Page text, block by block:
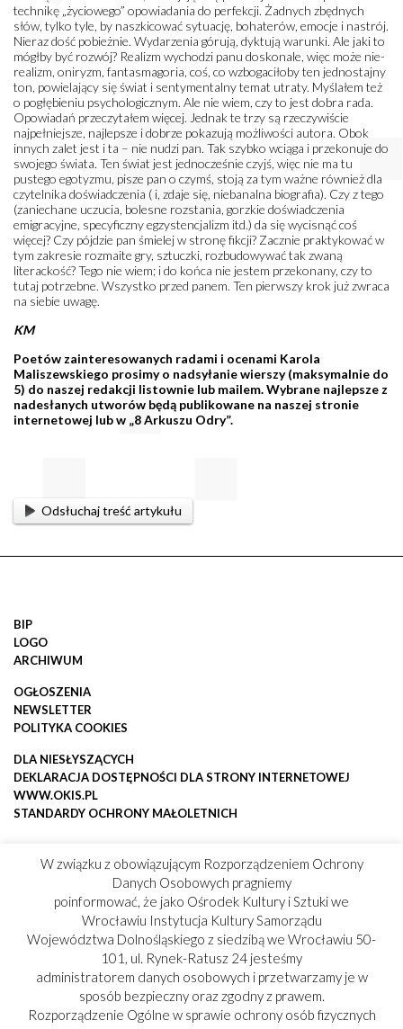
technikę „życiowego” opowiadania do perfekcji. Żadnych zbędnych
słów, tylko tyle, by naszkicować sytuację, bohaterów, emocje i nastrój.
Nieraz dość pobieżnie. Wydarzenia górują, dyktują warunki. Ale jaki to
mógłby być rozwój? Realizm wychodzi panu doskonale, więc może nie-
realizm, oniryzm, fantasmagoria, coś, co wzbogaciłoby ten jednostajny
ton, powielający się świat i sentymentalny temat utraty. Myślałem też
o pogłębieniu psychologicznym. Ale nie wiem, czy to jest dobra rada.
Opowiadań przeczytałem więcej. Jednak te trzy są rzeczywiście
najpełniejsze, najlepsze i dobrze pokazują możliwości autora. Obok
innych zalet jest i ta – nie nudzi pan. Tak szybko wciąga i przekonuje do
swojego świata. Ten świat jest jednocześnie czyjś, więc nie ma tu
pustego egotyzmu, pisze pan o czymś, stoją za tym ważne również dla
czytelnika doświadczenia ( i, zdaje się, niebanalna biografia). Czy z tego
(zaniechane uczucia, bolesne rozstania, gorzkie doświadczenia
emigracyjne, specyficzny egzystencjalizm itd.) da się wycisnąć coś
więcej? Czy pójdzie pan śmielej w stronę fikcji? Zacznie praktykować w
tym zakresie rozmaite gry, sztuczki, rozbudowywać tak zwaną
literackość? Tego nie wiem; i do końca nie jestem przekonany, czy to
tutaj potrzebne. Wszystko przed panem. Ten pierwszy krok już zwraca
na siebie uwagę.
KM
Poetów zainteresowanych radami i ocenami Karola
Maliszewskiego prosimy o nadsyłanie wierszy (maksymalnie do
5) do naszej redakcji listownie lub mailem. Wybrane najlepsze z
nadesłanych utworów będą publikowane na naszej stronie
internetowej lub w „8 Arkuszu Odry”.
Odsłuchaj treść artykułu
BIP
LOGO
ARCHIWUM
OGŁOSZENIA
NEWSLETTER
POLITYKA COOKIES
DLA NIESŁYSZĄCYCH
DEKLARACJA DOSTĘPNOŚCI DLA STRONY INTERNETOWEJ
WWW.OKIS.PL
STANDARDY OCHRONY MAŁOLETNICH
W związku z obowiązującym Rozporządzeniem Ochrony
Danych Osobowych pragniemy
poinformować, że jako Ośrodek Kultury i Sztuki we
Wrocławiu Instytucja Kultury Samorządu
Województwa Dolnośląskiego z siedzibą we Wrocławiu 50-
101, ul. Rynek-Ratusz 24 jesteśmy
administratorem danych osobowych i przetwarzamy je w
sposób bezpieczny oraz zgodny z prawem.
Rozporządzenie Ogólne w sprawie ochrony osób fizycznych